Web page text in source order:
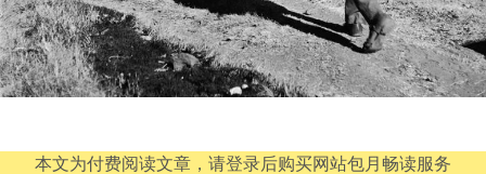
本文为付费阅读文章，请登录后购买网站包月畅读服务